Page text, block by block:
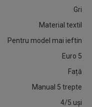
Gri
Material textil
Pentru model mai ieftin
Euro 5
Față
Manual 5 trepte
4/5 uși